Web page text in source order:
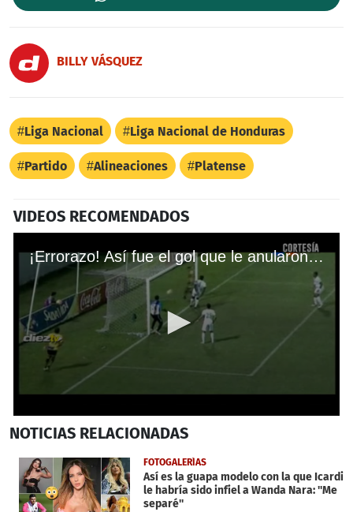
BILLY VÁSQUEZ
Liga Nacional Liga Nacional de Honduras
Partido Alineaciones Platense
VIDEOS RECOMENDADOS
¡Errorazo! Así fue el gol que le anularon a Real España ante Platense
seconds
32
seconds
NOTICIAS RELACIONADAS
FOTOGALERÍAS
Así es la guapa modelo con la que Icardi
le habría sido infiel a Wanda Nara: ''Me
separé''